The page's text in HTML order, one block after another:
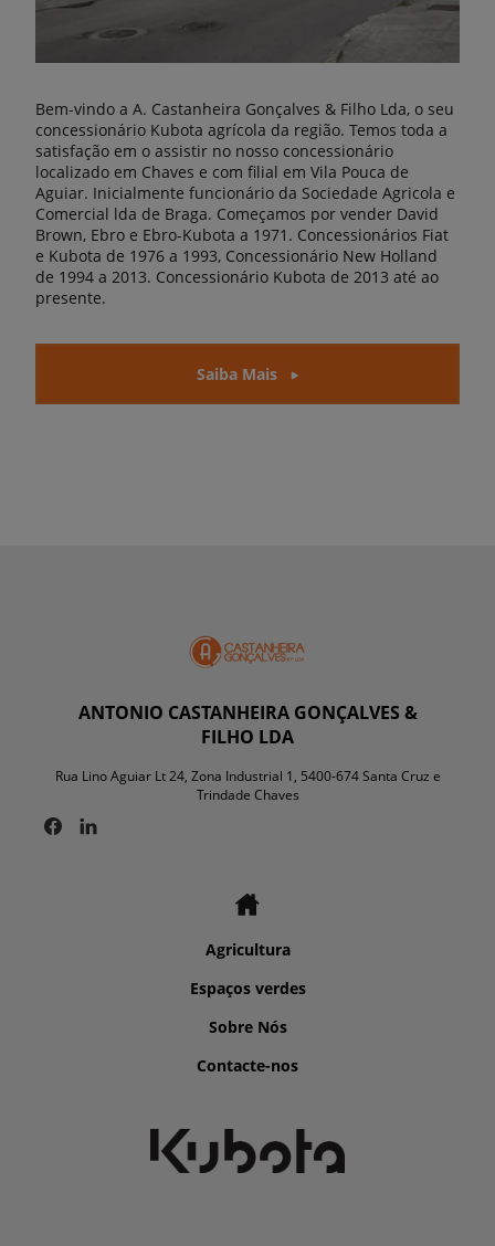
Bem-vindo a A. Castanheira Gonçalves & Filho Lda, o seu
concessionário Kubota agrícola da região. Temos toda a
satisfação em o assistir no nosso concessionário
localizado em Chaves e com filial em Vila Pouca de
Aguiar. Inicialmente funcionário da Sociedade Agricola e
Comercial lda de Braga. Começamos por vender David
Brown, Ebro e Ebro-Kubota a 1971. Concessionários Fiat
e Kubota de 1976 a 1993, Concessionário New Holland
de 1994 a 2013. Concessionário Kubota de 2013 até ao
presente.
Saiba Mais
ANTONIO CASTANHEIRA GONÇALVES &
FILHO LDA
Rua Lino Aguiar Lt 24, Zona Industrial 1, 5400-674 Santa Cruz e
Trindade Chaves
Agricultura
Espaços verdes
Sobre Nós
Contacte-nos